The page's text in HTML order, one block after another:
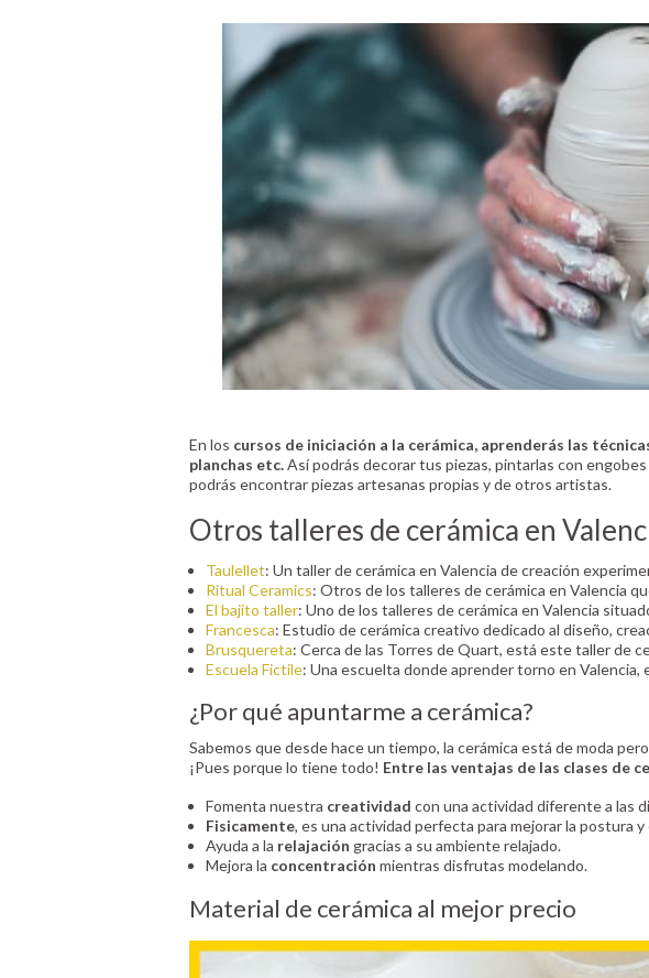
En los cursos de iniciación a la cerámica, aprenderás las
planchas etc.Así podrás decorar tus piezas, pintarlas con
podrás encontrar piezas artesanas propias y de otros artistas.
Otros talleres de cerámica en
Taulellet: Un taller de cerámica en Valencia de creación
Ritual Ceramics: Otros de los talleres de cerámica en Valencia
El bajito taller: Uno de los talleres de cerámica en Valencia
Francesca: Estudio de cerámica creativo dedicado al diseño,
Brusquereta: Cerca de las Torres de Quart, está este taller de
Escuela Fictile: Una escuelta donde aprender torno en Valencia,
¿Por qué apuntarme a cerámica?
Sabemos que desde hace un tiempo, la cerámica está de moda
¡Pues porque lo tiene todo! Entre las ventajas de las clases de
Fomenta nuestra creatividad con una actividad diferente a las
Fisicamente, es una actividad perfecta para mejorar la postura
Ayuda a la relajación gracias a su ambiente relajado.
Mejora la concentración mientras disfrutas modelando.
Material de cerámica al mejor precio